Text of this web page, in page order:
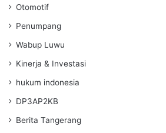
Otomotif
Penumpang
Wabup Luwu
Kinerja & Investasi
hukum indonesia
DP3AP2KB
Berita Tangerang